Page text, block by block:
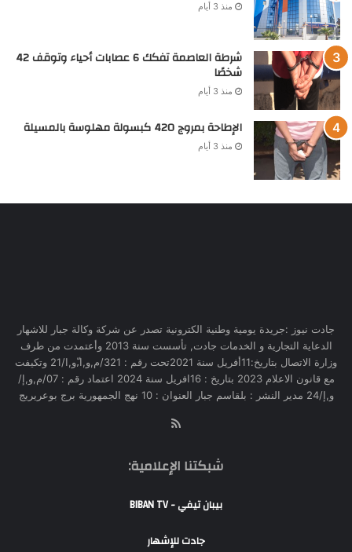
منذ 3 أيام
شرطة العاصمة تفكك 6 عصابات أحياء وتوقف 42
شخصًا
منذ 3 أيام
الإطاحة بمروج 420 كبسولة مهلوسة بالمسيلة
منذ 3 أيام
جادت نيوز :جريدة يومية وطنية الكترونية تصدر عن شركة وكالة جبار للاشهار
الدعاية التجارية و الخدمات جادت, تأسست سنة 2013 وأعتمدت من طرف
وزارة الاتصال بتاريخ:11أفريل سنة 2021تحت رقم : 321/م,و,ا,ّو,ا/21 وتكيفت
مع قانون الاعلام 2023 بتاريخ : 16افريل سنة 2024 اعتماد رقم : 07/م,و,إ/
و,إ/24 مدير النشر : بلقاسم جبار العنوان : 10 نهج الجمهورية برج بوعريريج
شبكتنا الإعلامية:
بيبان تيفي - BIBAN TV
جادت للإشهار